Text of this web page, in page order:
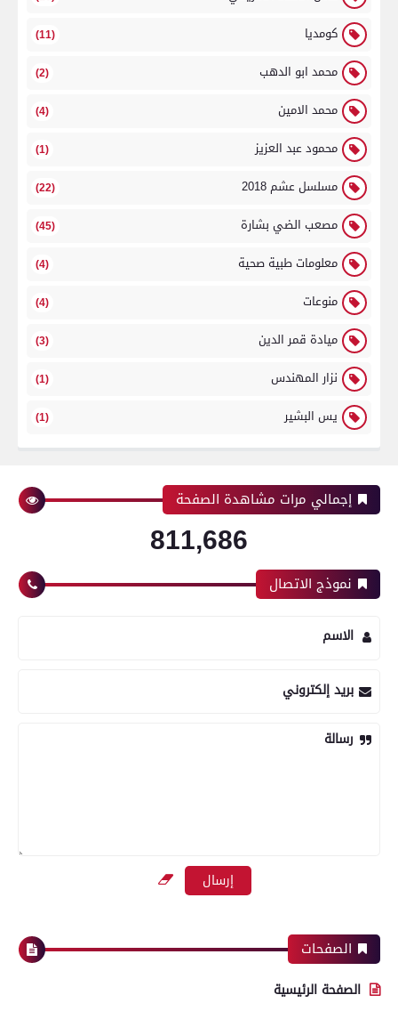
كومديا (11)
محمد ابو الدهب (2)
محمد الامين (4)
محمود عبد العزيز (1)
مسلسل عشم 2018 (22)
مصعب الضي بشارة (45)
معلومات طبية صحية (4)
منوعات (4)
ميادة قمر الدين (3)
نزار المهندس (1)
يس البشير (1)
إجمالي مرات مشاهدة الصفحة
811,686
نموذج الاتصال
الاسم
بريد إلكتروني
رسالة
الصفحات
الصفحة الرئيسية